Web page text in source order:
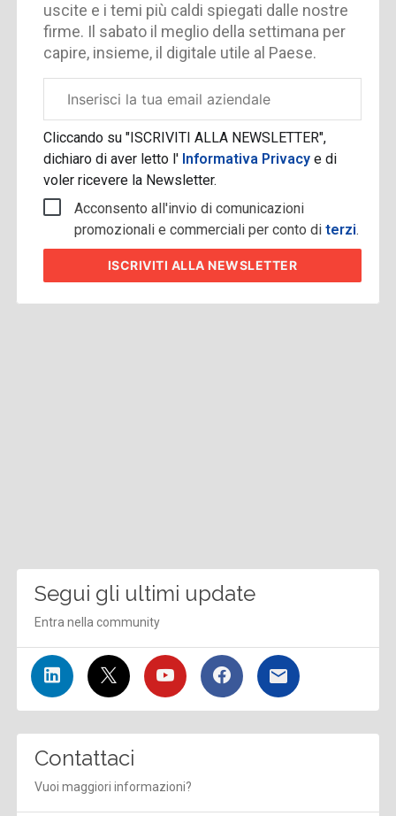
uscite e i temi più caldi spiegati dalle nostre
firme. Il sabato il meglio della settimana per
capire, insieme, il digitale utile al Paese.
aziendale
Cliccando su "ISCRIVITI ALLA NEWSLETTER",
dichiaro di aver letto l' Informativa Privacye di
voler ricevere la Newsletter.
Acconsento all'invio di comunicazioni
promozionali e commerciali per conto diterzi.
ISCRIVITI ALLA NEWSLETTER
Segui gli ultimi update
Entra nella community
Contattaci
Vuoi maggiori informazioni?